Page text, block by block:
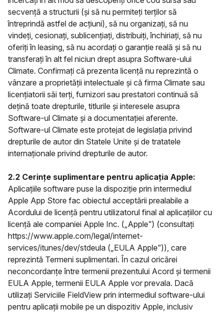
secvență a structurii (și să nu permiteți terților să
întreprindă astfel de acțiuni), să nu organizați, să nu
vindeți, cesionați, sublicențiați, distribuiți, închiriați, să nu
oferiți în leasing, să nu acordați o garanție reală și să nu
transferați în alt fel niciun drept asupra Software-ului
Climate. Confirmați că prezenta licență nu reprezintă o
vânzare a proprietății intelectuale și că firma Climate sau
licențiatorii săi terți, furnizori sau prestatori continuă să
dețină toate drepturile, titlurile și interesele asupra
Software-ul Climate și a documentației aferente.
Software-ul Climate este protejat de legislația privind
drepturile de autor din Statele Unite și de tratatele
internaționale privind drepturile de autor.
2.2 Cerințe suplimentare pentru aplicația Apple:
Aplicațiile software puse la dispoziție prin intermediul
Apple App Store fac obiectul acceptării prealabile a
Acordului de licență pentru utilizatorul final al aplicațiilor cu
licență ale companiei Apple Inc. („Apple”) (consultați
https://www.apple.com/legal/internet-
services/itunes/dev/stdeula („EULA Apple”)), care
reprezintă Termeni suplimentari. În cazul oricărei
neconcordanțe între termenii prezentului Acord și termenii
EULA Apple, termenii EULA Apple vor prevala. Dacă
utilizați Serviciile FieldView prin intermediul software-ului
pentru aplicații mobile pe un dispozitiv Apple, inclusiv